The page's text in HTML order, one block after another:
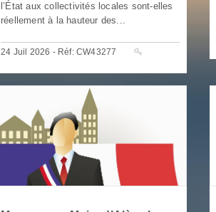
l’État aux collectivités locales sont-elles
réellement à la hauteur des...
24 Juil 2026 - Réf: CW43277